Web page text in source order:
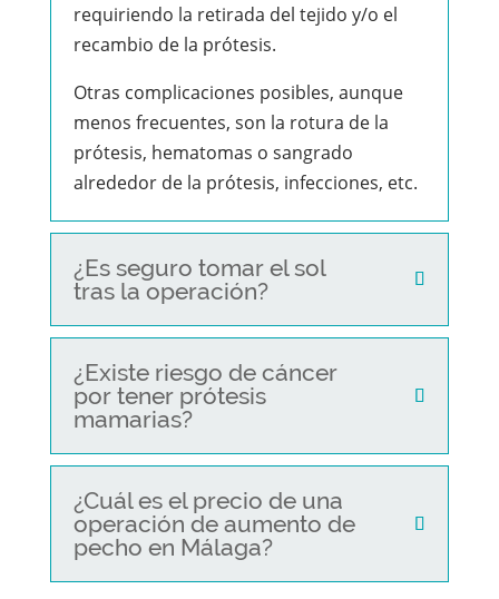
requiriendo la retirada del tejido y/o el
recambio de la prótesis.
Otras complicaciones posibles, aunque
menos frecuentes, son la rotura de la
prótesis, hematomas o sangrado
alrededor de la prótesis, infecciones, etc.
¿Es seguro tomar el sol
tras la operación?
¿Existe riesgo de cáncer
por tener prótesis
mamarias?
¿Cuál es el precio de una
operación de aumento de
pecho en Málaga?